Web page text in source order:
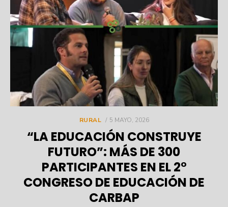
RURAL
POSTED
ON
5 MAYO, 2026
“LA EDUCACIÓN CONSTRUYE
FUTURO”: MÁS DE 300
PARTICIPANTES EN EL 2°
CONGRESO DE EDUCACIÓN DE
CARBAP